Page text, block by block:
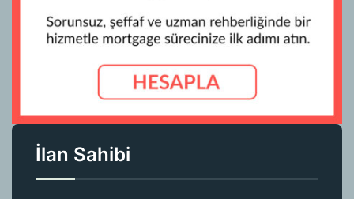
İlan Sahibi